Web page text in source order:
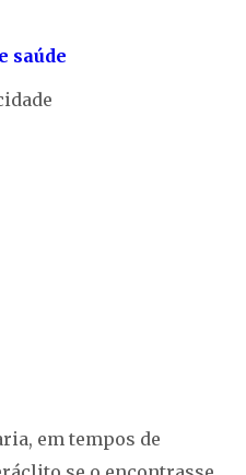
saúde
em tempos de